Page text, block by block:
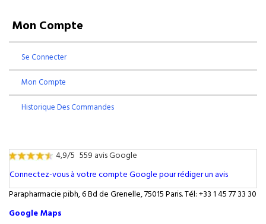
Mon Compte
Se Connecter
Mon Compte
Historique Des Commandes
4,9/5 559 avis Google
Connectez-vous à votre compte Google pour rédiger un avis
Parapharmacie pibh, 6 Bd de Grenelle, 75015 Paris. Tél: +33 1 45 77 33 30
Google Maps